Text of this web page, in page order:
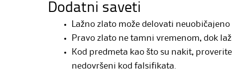
Dodatni saveti
Lažno zlato može delovati
Pravo zlato ne tamni vremenom, dok
Kod predmeta kao što su nakit,
nedovršeni kod falsifikata.